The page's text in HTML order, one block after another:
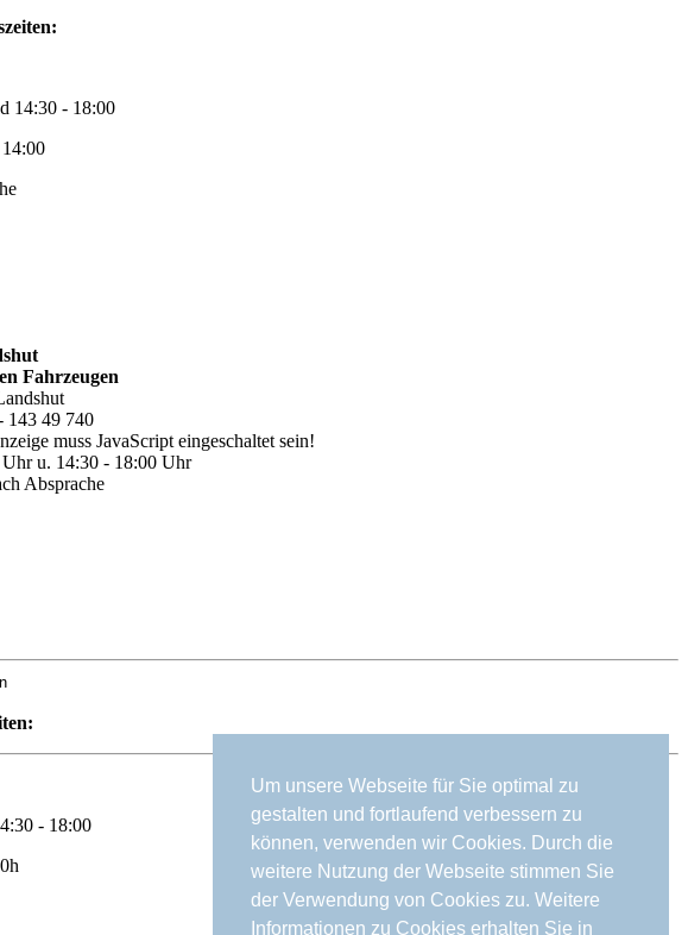
Um unsere Webseite für Sie optimal zu
gestalten und fortlaufend verbessern zu
können, verwenden wir Cookies. Durch die
weitere Nutzung der Webseite stimmen Sie
der Verwendung von Cookies zu. Weitere
Informationen zu Cookies erhalten Sie in
14:30 - 18:00
Fahrzeugen
143 49 740
muss JavaScript eingeschaltet sein!
u. 14:30 - 18:00 Uhr
Absprache
- 18:00